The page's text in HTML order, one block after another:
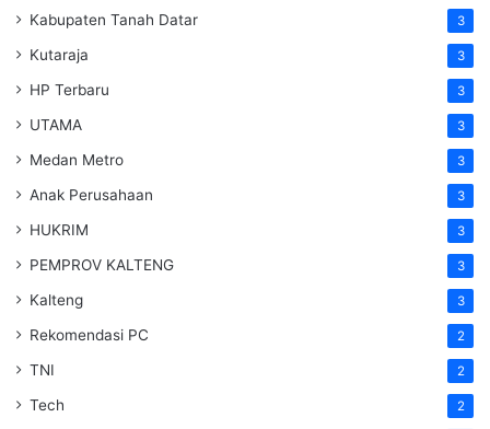
Kabupaten Tanah Datar 3
Kutaraja 3
HP Terbaru 3
UTAMA 3
Medan Metro 3
Anak Perusahaan 3
HUKRIM 3
PEMPROV KALTENG 3
Kalteng 3
Rekomendasi PC 2
TNI 2
Tech 2